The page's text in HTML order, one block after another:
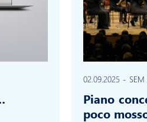
02.09.2025 - SEM
Piano
poco